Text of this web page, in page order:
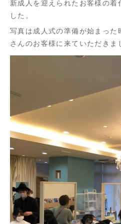
新成人を迎えられたお客様の着
した。
写真は成人式の準備が始まった
さんのお客様に来ていただきま